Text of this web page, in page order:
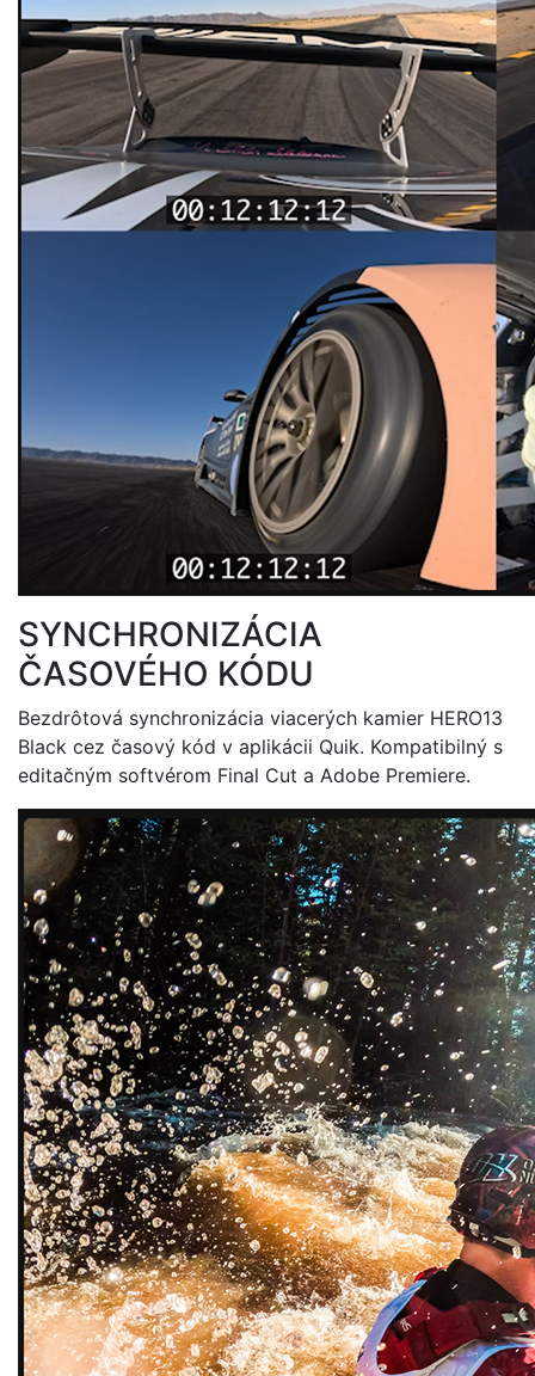
SYNCHRONIZÁCIA
ČASOVÉHO KÓDU
Bezdrôtová synchronizácia viacerých kamier HERO13
Black cez časový kód v aplikácii Quik. Kompatibilný s
editačným softvérom Final Cut a Adobe Premiere.